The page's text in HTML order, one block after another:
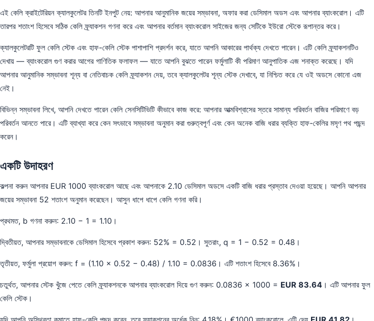
এই কেলি ক্রাইটেরিয়ন ক্যালকুলেটর তিনটি ইনপুট নেয়: আপনার আনুমানিক জয়ের সম্ভাবনা, অফার করা ডেসিমাল অডস এবং আপনার ব্যাংকরোল। এটি
তারপর শতাংশ হিসেবে সঠিক কেলি ফ্র্যাকশন গণনা করে এবং আপনার বর্তমান ব্যাংকরোল সাইজের জন্য সেটিকে ইউরো স্টেকে রূপান্তর করে।
ক্যালকুলেটরটি ফুল কেলি স্টেক এবং হাফ-কেলি স্টেক পাশাপাশি প্রদর্শন করে, যাতে আপনি আকারের পার্থক্য দেখতে পারেন। এটি কেলি ফ্র্যাকশনটিও
দেখায় — ব্যাংকরোল গুণ করার আগের গাণিতিক ফলাফল — যাতে আপনি বুঝতে পারেন ফর্মুলাটি কী পরিমাণ আনুপাতিক এজ শনাক্ত করেছে। যদি
আপনার আনুমানিক সম্ভাবনা শূন্য বা নেতিবাচক কেলি ফ্র্যাকশন দেয়, তবে ক্যালকুলেটর শূন্য স্টেক দেখাবে, যা নিশ্চিত করে যে ওই অডসে কোনো এজ
নেই।
বিভিন্ন সম্ভাবনা লিখে, আপনি দেখতে পারেন কেলি সেনসিটিভিটি কীভাবে কাজ করে: আপনার আত্মবিশ্বাসের স্তরে সামান্য পরিবর্তন বাজির পরিমাণে বড়
পরিবর্তন আনতে পারে। এটি ব্যাখ্যা করে কেন সৎভাবে সম্ভাবনা অনুমান করা গুরুত্বপূর্ণ এবং কেন অনেক বাজি ধরার ব্যক্তি হাফ-কেলির মসৃণ পথ পছন্দ
করেন।
একটি উদাহরণ
কল্পনা করুন আপনার EUR 1000 ব্যাংকরোল আছে এবং আপনাকে 2.10 ডেসিমাল অডসে একটি বাজি ধরার প্রস্তাব দেওয়া হয়েছে। আপনি আপনার
জয়ের সম্ভাবনা 52 শতাংশ অনুমান করেছেন। আসুন ধাপে ধাপে কেলি গণনা করি।
প্রথমত, b গণনা করুন: 2.10 − 1 = 1.10।
দ্বিতীয়ত, আপনার সম্ভাবনাকে ডেসিমাল হিসেবে প্রকাশ করুন: 52% = 0.52। সুতরাং, q = 1 − 0.52 = 0.48।
তৃতীয়ত, ফর্মুলা প্রয়োগ করুন: f = (1.10 × 0.52 − 0.48) / 1.10 = 0.0836। এটি শতাংশ হিসেবে 8.36%।
চতুর্থত, আপনার স্টেক খুঁজে পেতে কেলি ফ্র্যাকশনকে আপনার ব্যাংকরোল দিয়ে গুণ করুন: 0.0836 × 1000 = EUR 83.64 । এটি আপনার ফুল
কেলি স্টেক।